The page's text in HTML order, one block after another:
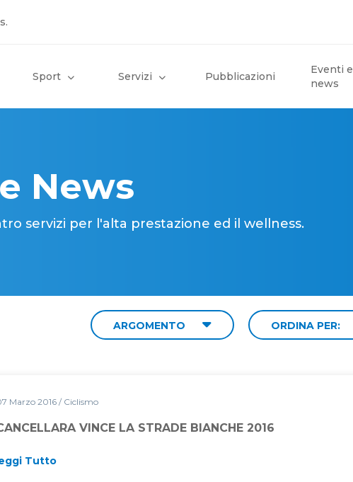
Sport Servizi Pubblicazioni
Eventi e
news
News
servizi per l'alta prestazione ed il wellness.
ARGOMENTO ORDINA PER:
Marzo 2016 / Ciclismo
VINCE LA STRADE BIANCHE 2016
Tutto